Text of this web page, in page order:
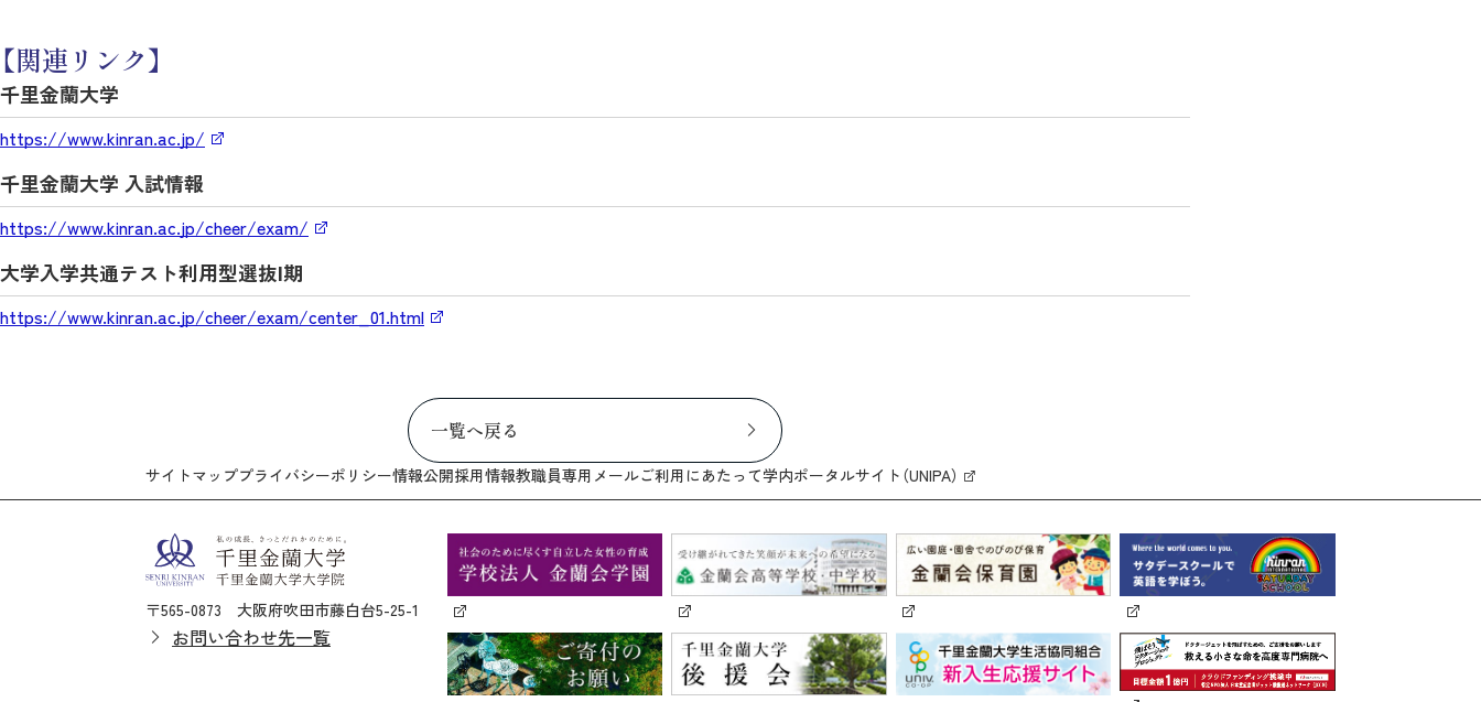
【関連リンク】
千里金蘭大学
https://www.kinran.ac.jp/
千里金蘭大学 入試情報
https://www.kinran.ac.jp/cheer/exam/
大学入学共通テスト利用型選抜Ⅰ期
https://www.kinran.ac.jp/cheer/exam/center_01.html
一覧へ戻る
サイトマッププライバシーポリシー情報公開採用情報教職員専用メールご利用にあたって学内ポータルサイト（UNIPA）
〒565-0873 大阪府吹田市藤白台5-25-1
お問い合わせ先一覧